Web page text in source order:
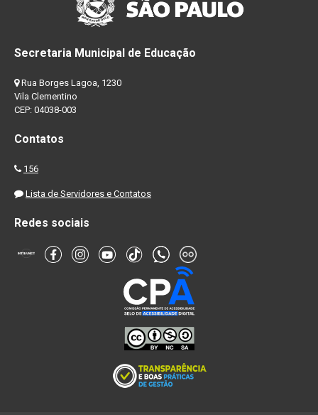
Secretaria Municipal de Educação
Rua Borges Lagoa, 1230
Vila Clementino
CEP: 04038-003
Contatos
156
Lista de Servidores e Contatos
Redes sociais